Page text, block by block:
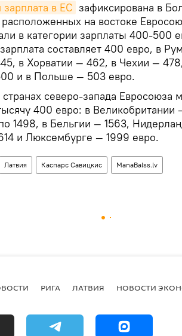
зарплата в ЕС зафиксирована в
расположенных на востоке
в категории зарплаты 400-500
составляет 400 евро, в
в Хорватии — 462, в Чехии —
и в Польше — 503 евро.
северо-запада Евросоюза
400 евро: в Великобритании
1498, в Бельгии — 1563,
и Люксембурге — 1999 евро.
Латвия Каспарс Савицкис ManaBalss.lv
РИГА ЛАТВИЯ НОВОСТИ